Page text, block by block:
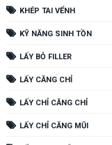
KHÉP TAI VỂNH
KỸ NĂNG SINH TỒN
LẤY BỎ FILLER
LẤY CĂNG CHỈ
LẤY CHỈ CĂNG CHỈ
LẤY CHỈ CĂNG MŨI